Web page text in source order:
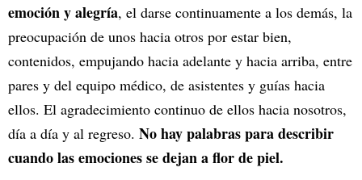
emoción y alegría, el darse continuamente a los demás, la
preocupación de unos hacia otros por estar bien,
contenidos, empujando hacia adelante y hacia arriba, entre
pares y del equipo médico, de asistentes y guías hacia
ellos. El agradecimiento continuo de ellos hacia nosotros,
día a día y al regreso. No hay palabras para describir
cuando las emociones se dejan a flor de piel.